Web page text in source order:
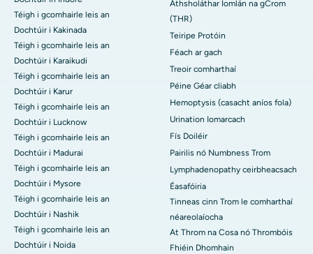
Téigh i gcomhairle leis an
Dochtúir i Kakinada
Téigh i gcomhairle leis an
Dochtúir i Karaikudi
Téigh i gcomhairle leis an
Dochtúir i Karur
Téigh i gcomhairle leis an
Dochtúir i Lucknow
Téigh i gcomhairle leis an
Dochtúir i Madurai
Téigh i gcomhairle leis an
Dochtúir i Mysore
Téigh i gcomhairle leis an
Dochtúir i Nashik
Téigh i gcomhairle leis an
Dochtúir i Noida
Athsholáthar Iomlán na gCrom
(THR)
Teiripe Protóin
Féach ar gach
Treoir comharthaí
Péine Géar cliabh
Hemoptysis (casacht aníos fola)
Urination Iomarcach
Fís Doiléir
Pairilis nó Numbness Trom
Lymphadenopathy ceirbheacsach
Éasafóiria
Tinneas cinn Trom le comharthaí
néareolaíocha
At Throm na Cosa nó Thrombóis
Fhiéin Dhomhain